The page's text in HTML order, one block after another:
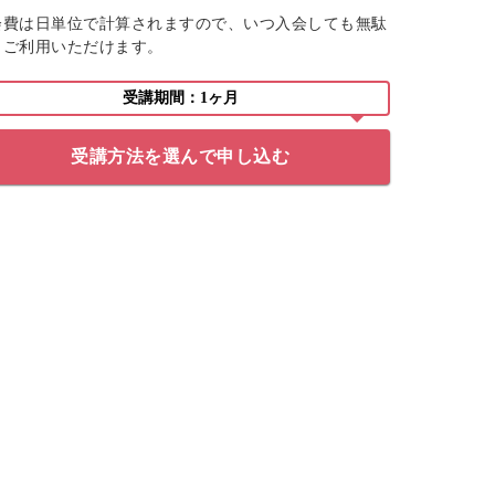
は日単位で計算されますので、いつ入会しても無駄
利用いただけます。
受講期間：1ヶ月
受講方法を選んで申し込む